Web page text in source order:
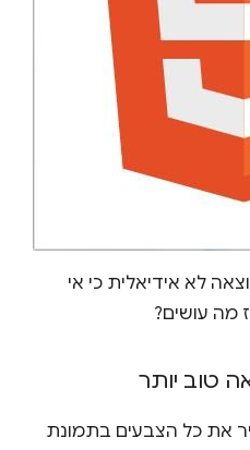
לא אידיאלית כי אי
עושים?
טוב יותר
את כל הצבעים בתמונת